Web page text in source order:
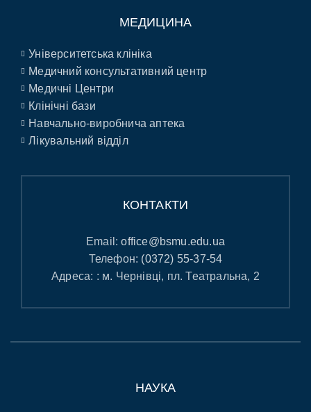
МЕДИЦИНА
Університетська клініка
Медичний консультативний центр
Медичні Центри
Клінічні бази
Навчально-виробнича аптека
Лікувальний відділ
КОНТАКТИ
Email:office@bsmu.edu.ua
Телефон: (0372) 55-37-54
Адреса: : м. Чернівці, пл. Театральна, 2
НАУКА